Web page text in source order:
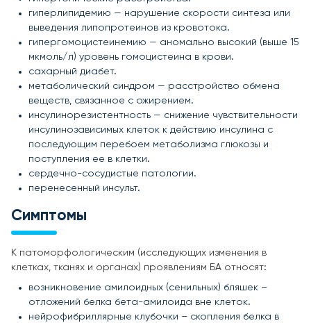
гиперлипидемию — нарушение скорости синтеза или
выведения липопротеинов из кровотока.
гипергомоцистеинемию — аномально высокий (выше 15
мкмоль/л) уровень гомоцистеина в крови.
сахарный диабет.
метаболический синдром — расстройство обмена
веществ, связанное с ожирением.
инсулинорезистентность — снижение чувствительности
инсулинозависимых клеток к действию инсулина с
последующим перебоем метаболизма глюкозы и
поступления ее в клетки.
сердечно-сосудистые патологии.
перенесенный инсульт.
Симптомы
К патоморфологическим (исследующих изменения в
клетках, тканях и органах) проявлениям БА относят:
возникновение амилоидных (сенильных) бляшек –
отложений белка бета-амилоида вне клеток.
нейрофибриллярные клубочки – скопления белка в